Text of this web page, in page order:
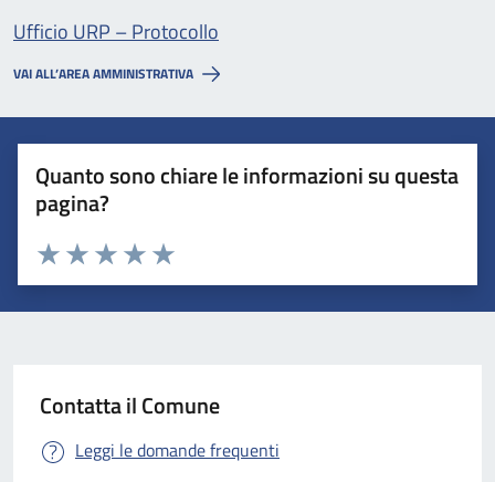
Ufficio URP – Protocollo
VAI ALL’AREA AMMINISTRATIVA
Quanto sono chiare le informazioni su questa
pagina?
Valuta 5 stelle su 5
Valuta 4 stelle su 5
Valuta 3 stelle su 5
Valuta 2 stelle su 5
Valuta 1 stelle su 5
Contatta il Comune
Leggi le domande frequenti